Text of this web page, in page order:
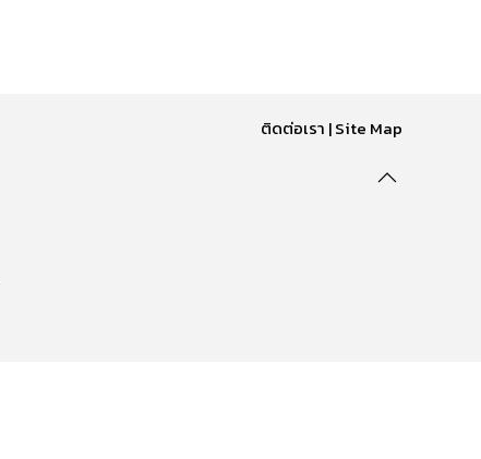
ติดต่อเรา |Site Map